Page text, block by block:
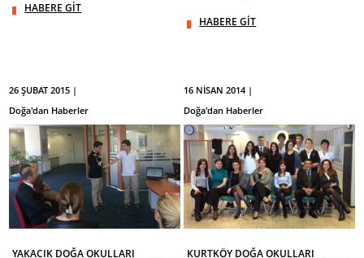
HABERE GİT
HABERE GİT
26 ŞUBAT 2015 |
Doğa'dan Haberler
YAKACIK DOĞA OKULLARI
16 NİSAN 2014 |
Doğa'dan Haberler
KURTKÖY DOĞA OKULLARI